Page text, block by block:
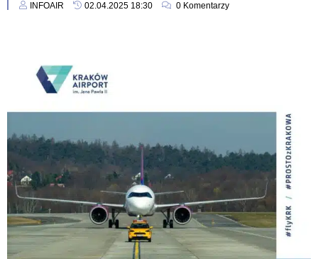
INFOAIR 02.04.2025 18:30 0 Komentarzy